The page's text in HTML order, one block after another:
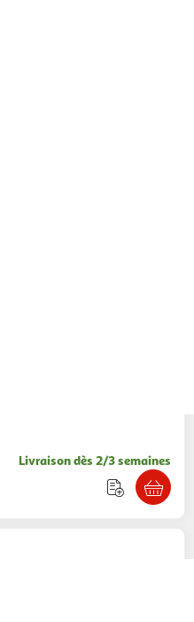
Livraison dès 2/3 semaines